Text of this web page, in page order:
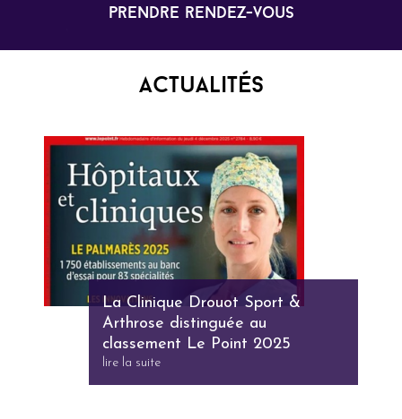
prendre rendez-vous
Actualités
La Clinique Drouot Sport &
Arthrose distinguée au
classement Le Point 2025
lire la suite